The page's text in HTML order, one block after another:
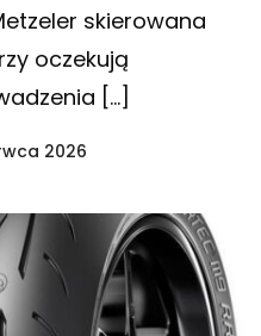
skierowana
oczekują
[…]
2026